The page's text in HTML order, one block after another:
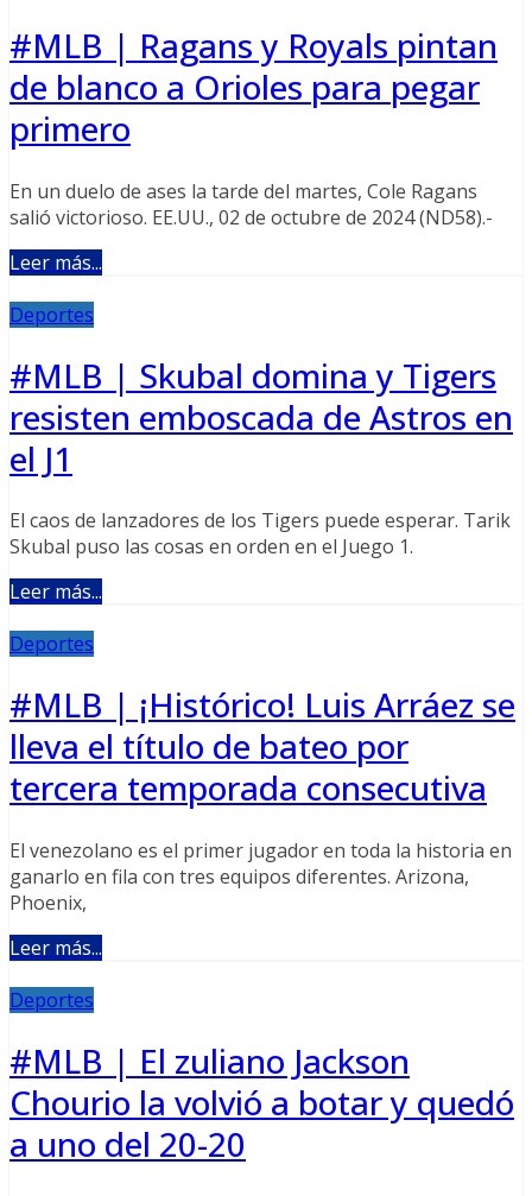
#MLB | Ragans y Royals pintan
de blanco a Orioles para pegar
primero
En un duelo de ases la tarde del martes, Cole Ragans
salió victorioso. EE.UU., 02 de octubre de 2024 (ND58).-
Leer más...
Deportes
#MLB | Skubal domina y Tigers
resisten emboscada de Astros en
el J1
El caos de lanzadores de los Tigers puede esperar. Tarik
Skubal puso las cosas en orden en el Juego 1.
Leer más...
Deportes
#MLB | ¡Histórico! Luis Arráez se
lleva el título de bateo por
tercera temporada consecutiva
El venezolano es el primer jugador en toda la historia en
ganarlo en fila con tres equipos diferentes. Arizona,
Phoenix,
Leer más...
Deportes
#MLB | El zuliano Jackson
Chourio la volvió a botar y quedó
a uno del 20-20